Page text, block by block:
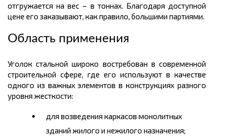
отгружается на вес – в тоннах. Благодаря доступной
цене его заказывают, как правило, большими партиями.
Область применения
Уголок стальной широко востребован в современной
строительной сфере, где его используют в качестве
одного из важных элементов в конструкциях разного
уровня жесткости:
для возведения каркасов монолитных
зданий жилого и нежилого назначения;